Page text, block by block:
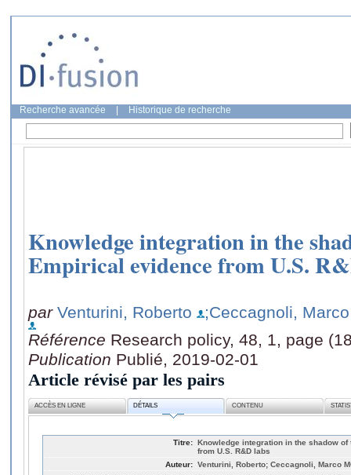
Recherche avancée Historique de recherche
Knowledge integration in the
Empirical evidence from U.S.
par Venturini, Roberto
;Ceccagnoli,
Référence Research policy, 48, 1, page
Publication Publié, 2019-02-01
Article révisé par les pairs
ACCÈS EN LIGNE DÉTAILS CONTENU
Titre: Knowledge integration in the shadow
from U.S. R&D labs
Auteur: Venturini, Roberto; Ceccagnoli, Marco